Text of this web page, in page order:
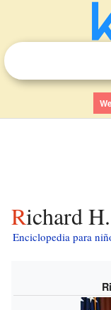
Richard
Enciclopedia para